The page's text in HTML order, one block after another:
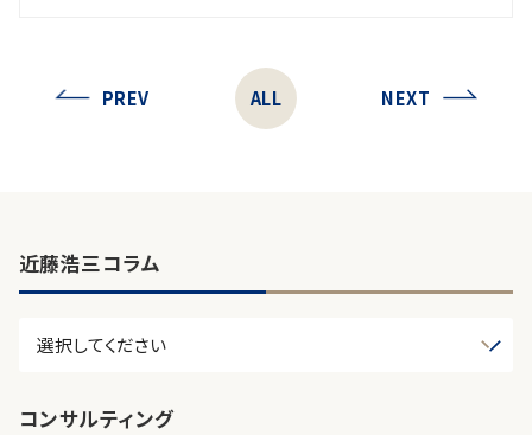
PREV ALL NEXT
近藤浩三コラム
コンサルティング